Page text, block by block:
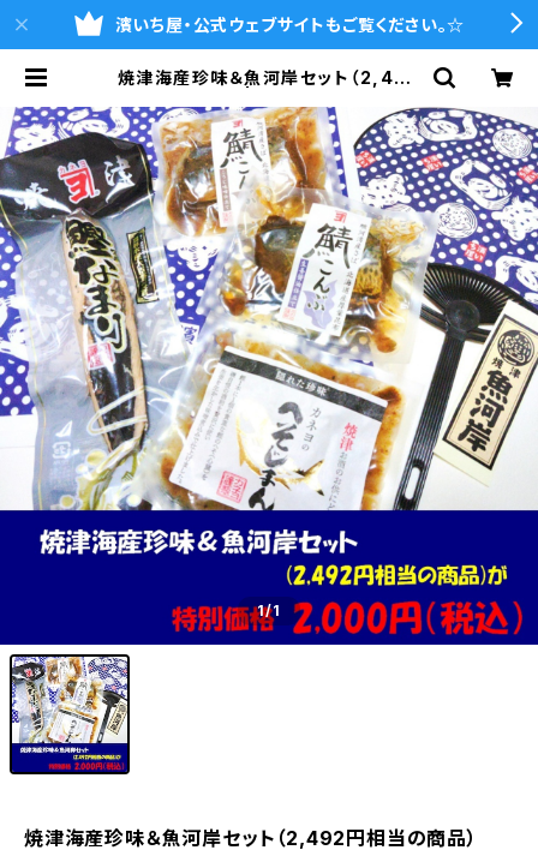
濱いち屋・公式ウェブサイトもご覧ください。☆
焼津海産珍味＆魚河岸セット（2,492
ち屋・通販サイト
1/1
焼津海産珍味＆魚河岸セット（2,492円相当の商品）